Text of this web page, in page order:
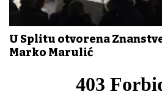
U Splitu otvorena
Marko Marulić